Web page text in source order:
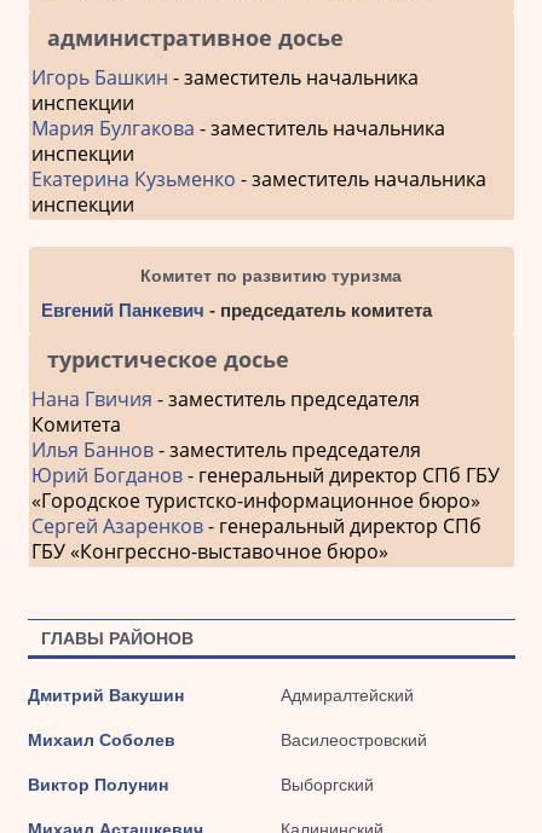
административное досье
Игорь Башкин - заместитель начальника
инспекции
Мария Булгакова - заместитель начальника
инспекции
Екатерина Кузьменко - заместитель начальника
инспекции
Комитет по развитию туризма
Евгений Панкевич - председатель комитета
туристическое досье
Нана Гвичия - заместитель председателя
Комитета
Илья Баннов- заместитель председателя
Юрий Богданов- генеральный директор СПб ГБУ
«Городское туристско-информационное бюро»
Сергей Азаренков- генеральный директор СПб
ГБУ «Конгрессно-выставочное бюро»
ГЛАВЫ РАЙОНОВ
Дмитрий Вакушин Адмиралтейский
Михаил Соболев Василеостровский
Виктор Полунин Выборгский